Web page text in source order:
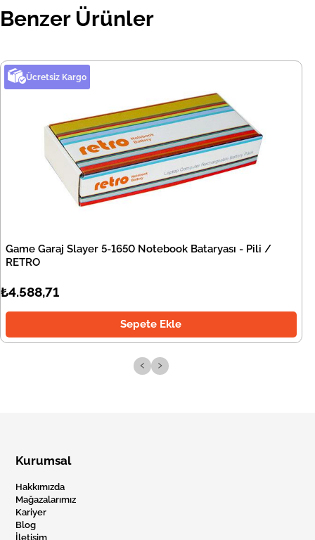
Benzer Ürünler
Ücretsiz Kargo
Game Garaj Slayer 5-1650 Notebook Bataryası - Pili /
RETRO
₺4.588,71
Sepete Ekle
‹ ›
Kurumsal
Hakkımızda
Mağazalarımız
Kariyer
Blog
İletişim